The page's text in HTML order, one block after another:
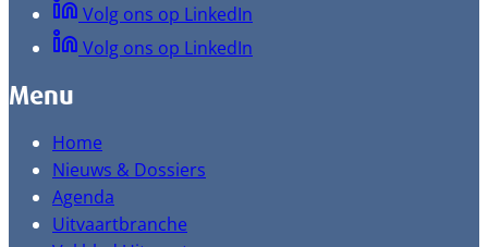
Volg ons op LinkedIn
Volg ons op LinkedIn
Menu
Home
Nieuws & Dossiers
Agenda
Uitvaartbranche